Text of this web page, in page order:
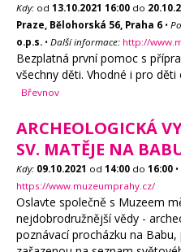
Kdy: od 13.10.2021 16:00 do
Praze, Bělohorská 56, Praha 6 •
o.p.s. • Další informace: http://
Bezplatná první pomoc s
všechny děti. Vhodné i pro děti
Břevnov
ARCHEOLOGICKÁ
SV. MATĚJE NA
Kdy: 09.10.2021 od 14:00 do 16:00 •
https://www.muzeumprahy.cz/
Oslavte společně s Muzeem
nejdobrodružnější vědy -
poznávací procházku na